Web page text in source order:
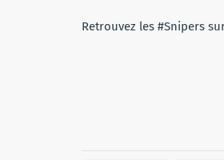
Retrouvez les #Snipers